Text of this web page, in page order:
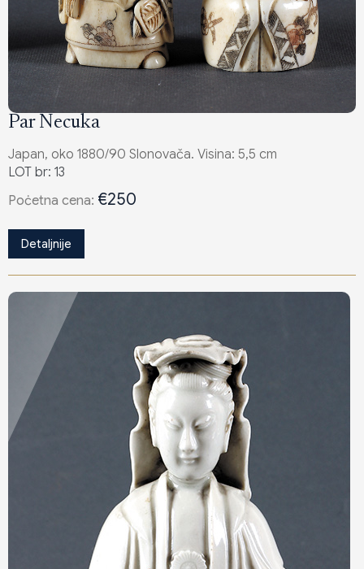
Par Necuka
Japan, oko 1880/90 Slonovača. Visina: 5,5 cm
LOT br: 13
Poċetna cena: €250
Detaljnije